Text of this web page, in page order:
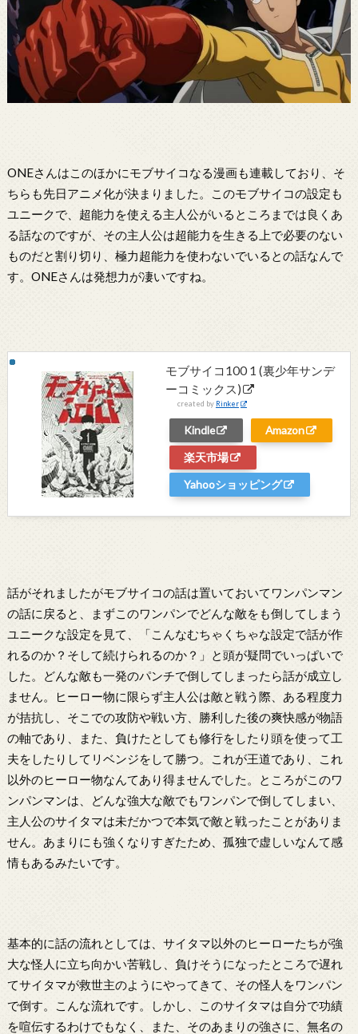
ONEさんはこのほかにモブサイコなる漫画も連載しており、そ
ちらも先日アニメ化が決まりました。このモブサイコの設定も
ユニークで、超能力を使える主人公がいるところまでは良くあ
る話なのですが、その主人公は超能力を生きる上で必要のない
ものだと割り切り、極力超能力を使わないでいるとの話なんで
す。ONEさんは発想力が凄いですね。
モブサイコ100 1 (裏少年サンデ
ーコミックス)
created by Rinker
Kindle
Amazon
楽天市場
Yahooショッピング
話がそれましたがモブサイコの話は置いておいてワンパンマン
の話に戻ると、まずこのワンパンでどんな敵をも倒してしまう
ユニークな設定を見て、「こんなむちゃくちゃな設定で話が作
れるのか？そして続けられるのか？」と頭が疑問でいっぱいで
した。どんな敵も一発のパンチで倒してしまったら話が成立し
ません。ヒーロー物に限らず主人公は敵と戦う際、ある程度力
が拮抗し、そこでの攻防や戦い方、勝利した後の爽快感が物語
の軸であり、また、負けたとしても修行をしたり頭を使って工
夫をしたりしてリベンジをして勝つ。これが王道であり、これ
以外のヒーロー物なんてあり得ませんでした。ところがこのワ
ンパンマンは、どんな強大な敵でもワンパンで倒してしまい、
主人公のサイタマは未だかつで本気で敵と戦ったことがありま
せん。あまりにも強くなりすぎたため、孤独で虚しいなんて感
情もあるみたいです。
基本的に話の流れとしては、サイタマ以外のヒーローたちが強
大な怪人に立ち向かい苦戦し、負けそうになったところで遅れ
てサイタマが救世主のようにやってきて、その怪人をワンパン
で倒す。こんな流れです。しかし、このサイタマは自分で功績
を喧伝するわけでもなく、また、そのあまりの強さに、無名の